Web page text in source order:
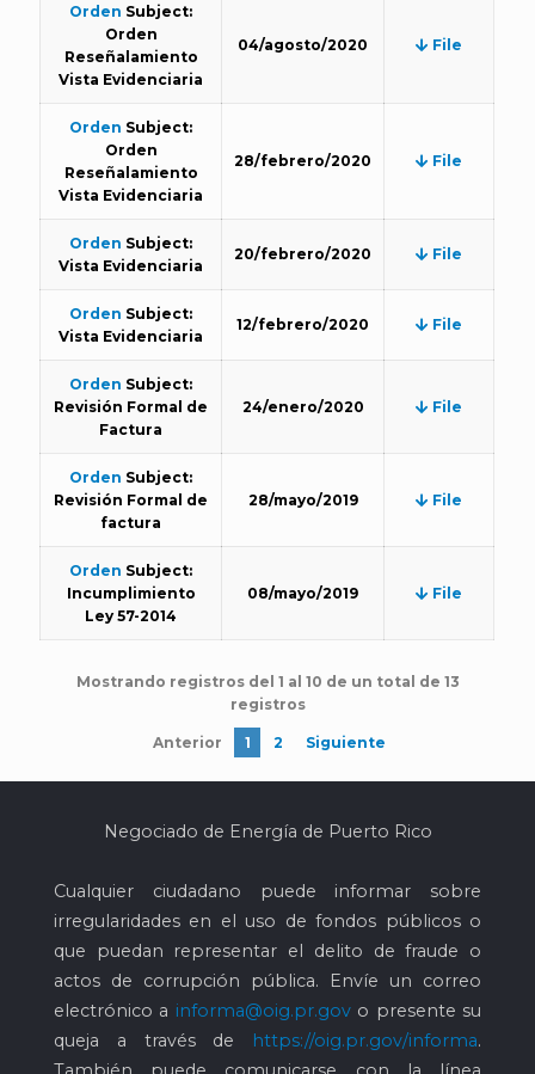
Orden Subject:
Orden
Reseñalamiento
Vista Evidenciaria
04/agosto/2020 File
Orden Subject:
Orden
Reseñalamiento
Vista Evidenciaria
28/febrero/2020 File
Orden Subject:
Vista Evidenciaria
20/febrero/2020 File
Orden Subject:
Vista Evidenciaria
12/febrero/2020 File
Orden Subject:
Revisión Formal de
Factura
24/enero/2020 File
Orden Subject:
Revisión Formal de
factura
28/mayo/2019 File
Orden Subject:
Incumplimiento
Ley 57-2014
08/mayo/2019 File
Mostrando registros del 1 al 10 de un total de 13
registros
Anterior 1 2 Siguiente
Negociado de Energía de Puerto Rico
Cualquier ciudadano puede informar sobre
irregularidades en el uso de fondos públicos o
que puedan representar el delito de fraude o
actos de corrupción pública. Envíe un correo
electrónico a informa@oig.pr.govo presente su
queja a través de
https://oig.pr.gov/informa.